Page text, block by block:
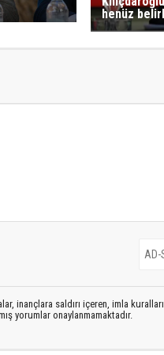
henüz
inançlara saldırı içeren, imla kuralları
yorumlar onaylanmamaktadır.